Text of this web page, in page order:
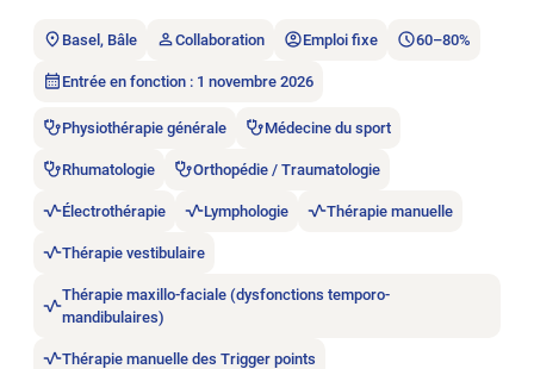
Basel, Bâle Collaboration Emploi fixe 60–80%
Entrée en fonction : 1 novembre 2026
Physiothérapie générale Médecine du sport
Rhumatologie Orthopédie / Traumatologie
Électrothérapie Lymphologie Thérapie manuelle
Thérapie vestibulaire
Thérapie maxillo-faciale (dysfonctions temporo-
mandibulaires)
Thérapie manuelle des Trigger points